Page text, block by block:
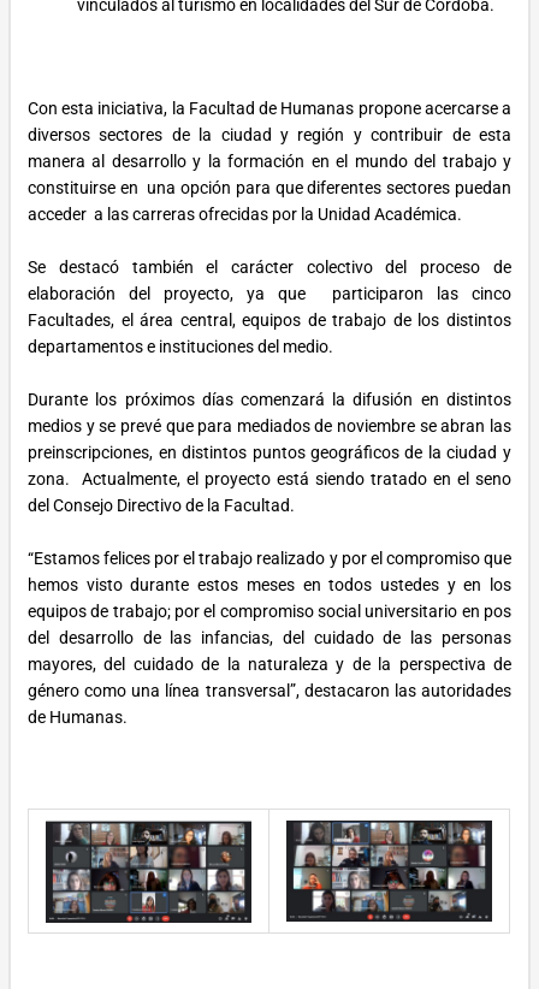
vinculados al turismo en localidades del Sur de Córdoba.
Con esta iniciativa, la Facultad de Humanas propone acercarse a
diversos sectores de la ciudad y región y contribuir de esta
manera al desarrollo y la formación en el mundo del trabajo y
constituirse en una opción para que diferentes sectores puedan
acceder a las carreras ofrecidas por la Unidad Académica.
Se destacó también el carácter colectivo del proceso de
elaboración del proyecto, ya que participaron las cinco
Facultades, el área central, equipos de trabajo de los distintos
departamentos e instituciones del medio.
Durante los próximos días comenzará la difusión en distintos
medios y se prevé que para mediados de noviembre se abran las
preinscripciones, en distintos puntos geográficos de la ciudad y
zona.Actualmente, el proyecto está siendo tratado en el seno
del Consejo Directivo de la Facultad.
“Estamos felices por el trabajo realizado y por el compromiso que
hemos visto durante estos meses en todos ustedes y en los
equipos de trabajo; por el compromiso social universitario en pos
del desarrollo de las infancias, del cuidado de las personas
mayores, del cuidado de la naturaleza y de la perspectiva de
género como una línea transversal”, destacaron las autoridades
de Humanas.